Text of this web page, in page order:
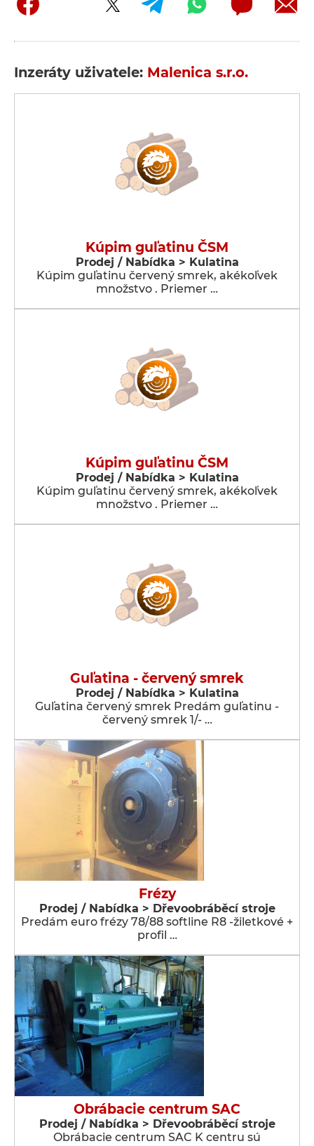
Inzeráty uživatele: Malenica s.r.o.
Kúpim guľatinu ČSM
Prodej / Nabídka > Kulatina
Kúpim guľatinu červený smrek, akékoľvek
množstvo . Priemer …
Kúpim guľatinu ČSM
Prodej / Nabídka > Kulatina
Kúpim guľatinu červený smrek, akékoľvek
množstvo . Priemer …
Guľatina - červený smrek
Prodej / Nabídka > Kulatina
Guľatina červený smrek Predám guľatinu -
červený smrek 1/- …
Frézy
Prodej / Nabídka > Dřevoobráběcí stroje
Predám euro frézy 78/88 softline R8 -žiletkové +
profil …
Obrábacie centrum SAC
Prodej / Nabídka > Dřevoobráběcí stroje
Obrábacie centrum SAC K centru sú